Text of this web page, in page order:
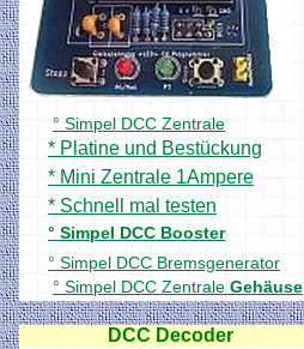
° Simpel DCC Zentrale
* Platine und Bestückung
* Mini Zentrale 1Ampere
* Schnell mal testen
° Simpel DCC Booster
° Simpel DCC Bremsgenerator
° Simpel DCC Zentrale Gehäuse
DCC Decoder